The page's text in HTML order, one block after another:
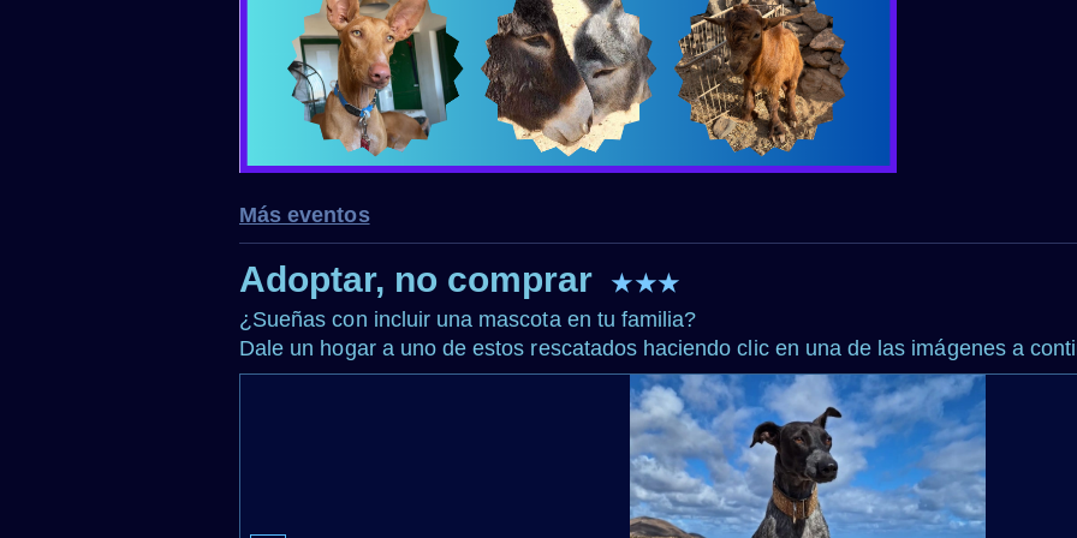
Más eventos
Adoptar, no comprar ★★★
¿Sueñas con incluir una mascota en tu familia?
Dale un hogar a uno de estos rescatados haciendo clic en una de las imágenes a